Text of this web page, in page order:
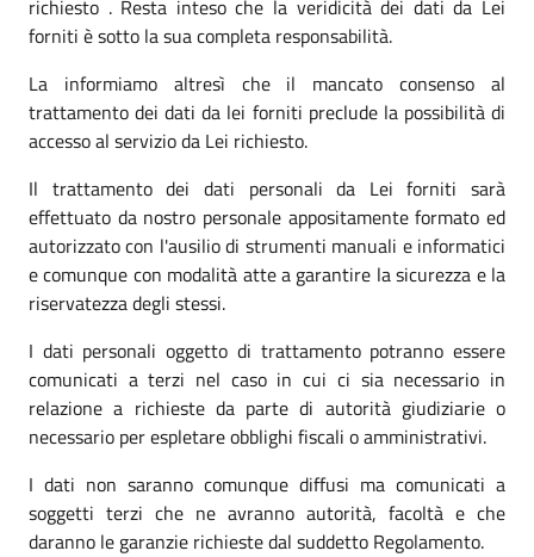
richiesto . Resta inteso che la veridicità dei dati da Lei
forniti è sotto la sua completa responsabilità.
La informiamo altresì che il mancato consenso al
trattamento dei dati da lei forniti preclude la possibilità di
accesso al servizio da Lei richiesto.
Il trattamento dei dati personali da Lei forniti sarà
effettuato da nostro personale appositamente formato ed
autorizzato con l'ausilio di strumenti manuali e informatici
e comunque con modalità atte a garantire la sicurezza e la
riservatezza degli stessi.
I dati personali oggetto di trattamento potranno essere
comunicati a terzi nel caso in cui ci sia necessario in
relazione a richieste da parte di autorità giudiziarie o
necessario per espletare obblighi fiscali o amministrativi.
I dati non saranno comunque diffusi ma comunicati a
soggetti terzi che ne avranno autorità, facoltà e che
daranno le garanzie richieste dal suddetto Regolamento.